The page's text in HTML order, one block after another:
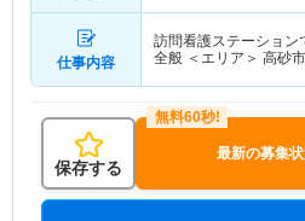
仕事内容
訪問看護ステーション
全般 ＜エリア＞ 高砂
保存する
最新の募集